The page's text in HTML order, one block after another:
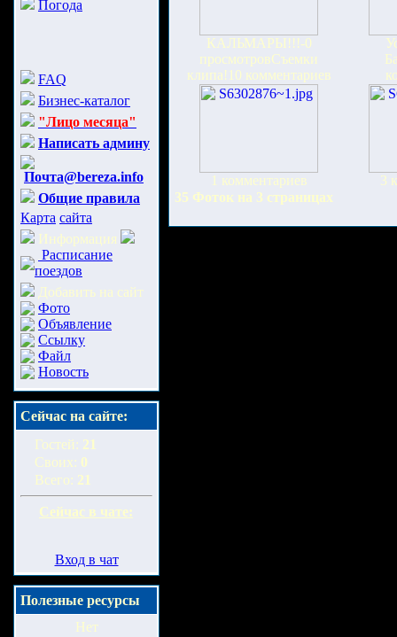
Погода
FAQ
Бизнес-каталог
"Лицо месяца"
Написать админу
Почта@bereza.info
Общие правила
Карта сайта
Информация
Расписание
поездов
Добавить на сайт
Фото
Объявление
Ссылку
Файл
Новость
Сейчас на сайте:
Гостей: 21
Своих: 0
Всего: 21
Сейчас в чате:
Вход в чат
Полезные ресурсы
Нет
КАЛЬМАРЫ!!!-0
просмотровСъемки
клипа! 10 комментариев
1 комментариев
3
35 Фоток на 3 страницах